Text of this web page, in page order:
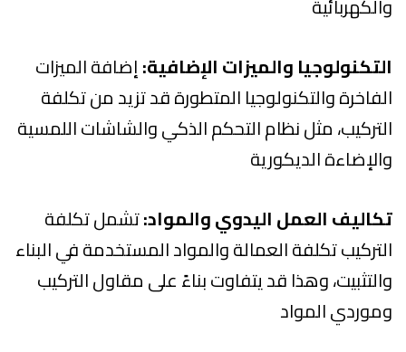
التكنولوجيا والميزات الإضافية:إضافة الميزات
الفاخرة والتكنولوجيا المتطورة قد تزيد من تكلفة
التركيب، مثل نظام التحكم الذكي والشاشات اللمسية
والإضاءة الديكورية
تكاليف العمل اليدوي والمواد:تشمل تكلفة
التركيب تكلفة العمالة والمواد المستخدمة في البناء
والتثبيت، وهذا قد يتفاوت بناءً على مقاول التركيب
وموردي المواد